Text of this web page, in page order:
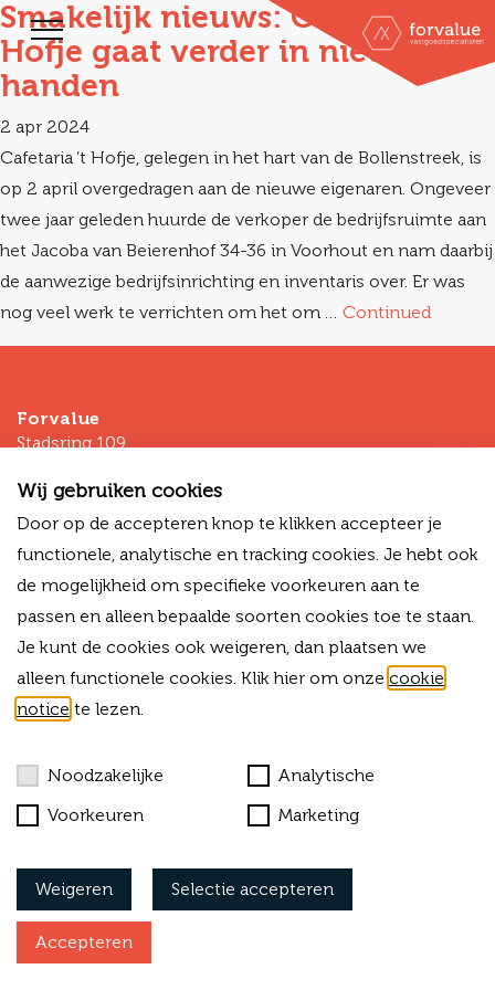
Smakelijk nieuws: Cafetaria ’t
Hofje gaat verder in nieuwe
handen
2 apr 2024
Cafetaria ’t Hofje, gelegen in het hart van de Bollenstreek, is
op 2 april overgedragen aan de nieuwe eigenaren. Ongeveer
twee jaar geleden huurde de verkoper de bedrijfsruimte aan
het Jacoba van Beierenhof 34-36 in Voorhout en nam daarbij
de aanwezige bedrijfsinrichting en inventaris over. Er was
nog veel werk te verrichten om het om … Continued
Forvalue
Stadsring 109
M
+31 (0)6 -13 34 03 38
E
info@forvalue.nl
NL06RABO0325754756
KVK 42015583
BTW-ID NL869303703B01
Bekijk onze algemene voorwaarden
Privacy
Vacatures
Wij gebruiken cookies
Door op de accepteren knop te klikken accepteer je
functionele, analytische en tracking cookies. Je hebt ook
de mogelijkheid om specifieke voorkeuren aan te
passen en alleen bepaalde soorten cookies toe te staan.
Je kunt de cookies ook weigeren, dan plaatsen we
alleen functionele cookies. Klik hier om onze cookie
notice te lezen.
Noodzakelijke
Analytische
Voorkeuren
Marketing
Weigeren Selectie accepteren
Accepteren